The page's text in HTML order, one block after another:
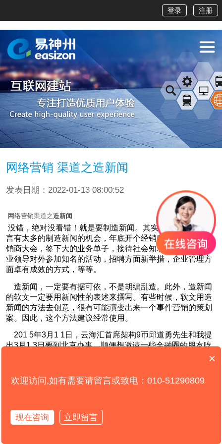
登录 注册
网络营销 渠道之造新闻
发表日期：2022-01-13 08:00:52
网络营销渠道之造新闻
没错，绝对没看错！就是要制造新闻。其实对于中小企业而
言有太多的制造新闻的机会，年底开个经销商座谈会或者经
销商大会，签下大的业务单子，接待社会知名人士到访，企
业领导对外参加知名的活动，招聘方面新举措，企业管理方
面卓有成效的方式，等等。
造新闻，一定要有据可依，不是胡编乱造。此外，造新闻
的软文一定要用新闻性的表述来撰写。有些时候，软文用造
新闻的方法去创意，很有可能演变出来一个事件营销的策划
案。因此，这个方法建议经常使用。
201 5年3月1 1日，云海汇首席架构9币邱道勇先生和我提
出3月1 3日要到北京办事，顺便想邀请一些金融圈的朋友吃
顿饭，聊聊互联网金融的话题。我建议他干脆做个沙龙，下
信朋友圈和微信群一发，有30多个朋友报名。
这个新闻继续造下去就可以完全演变成一个小项目运作了！
×
欢迎访问,如有需要请留言或致电：010-51290809
现在咨询
立即留言